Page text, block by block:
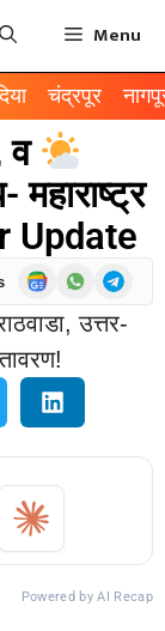
Menu
चंद्रपूर
व
महाराष्ट्र
Update
Powered by AI Recap